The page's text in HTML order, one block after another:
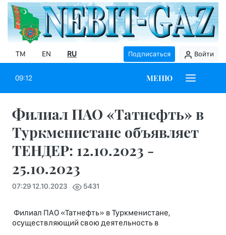
TM EN RU Подписаться Войти
09:12 МЕНЮ
Филиал ПАО «Татнефть» в
Туркменистане объявляет
ТЕНДЕР: 12.10.2023 -
25.10.2023
07:29 12.10.2023 5431
Филиал ПАО «Татнефть» в Туркменистане,
осуществляющий свою деятельность в